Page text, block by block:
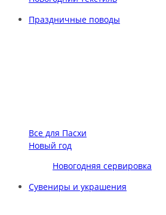
Праздничные поводы
Все для Пасхи
Новый год
Новогодняя сервировка
Сувениры и украшения